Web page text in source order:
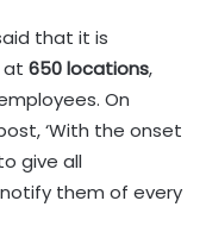
that it is
at 650 locations,
On
‘With the onset
give all
them of every